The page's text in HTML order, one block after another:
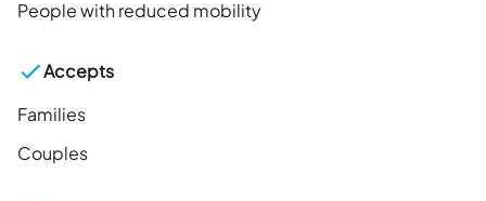
People with reduced mobility
Accepts
Families
Couples